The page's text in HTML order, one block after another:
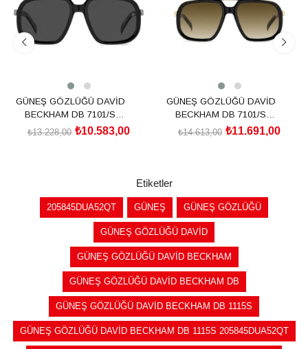
GÜNEŞ GÖZLÜĞÜ DAVİD
BECKHAM DB 7101/S
205839ANS57M9
₺10.583,00
₺13.228,00
GÜNEŞ GÖZLÜĞÜ DAVİD
BECKHAM DB 7101/S
2058392M257HA
₺11.691,00
₺14.613,00
Etiketler
205845DUA52QT GÜNEŞ GÜNEŞ GÖZLÜĞÜ
GÜNEŞ GÖZLÜĞÜ DAVİD
GÜNEŞ GÖZLÜĞÜ DAVİD BECKHAM
GÜNEŞ GÖZLÜĞÜ DAVİD BECKHAM DB
GÜNEŞ GÖZLÜĞÜ DAVİD BECKHAM DB 1115S
GÜNEŞ GÖZLÜĞÜ DAVİD BECKHAM DB 1115S 205845DUA52QT